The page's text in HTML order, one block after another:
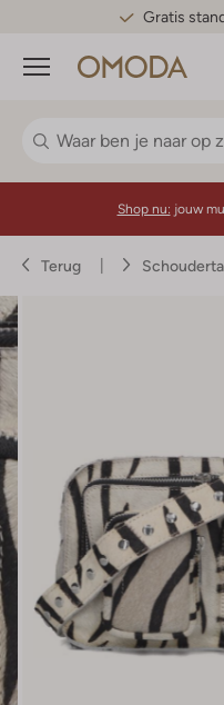
Gratis
Menu
Shop nu: jouw
Terug